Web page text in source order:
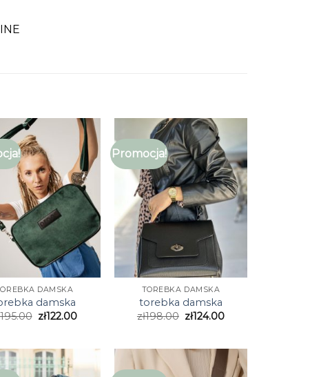
DAMSKA
damska
195.00 zł122.00
Promocja!
TOREBKA DAMSKA
torebka damska
zł198.00 zł124.00